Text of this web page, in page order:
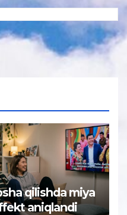
qilishda miya
aniqlandi